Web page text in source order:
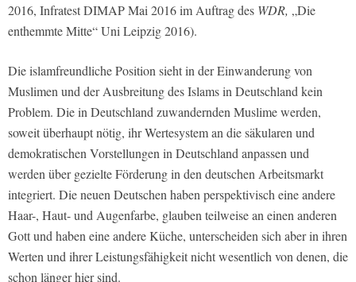
2016, Infratest DIMAP Mai 2016 im Auftrag des WDR, „Die
enthemmte Mitte“ Uni Leipzig 2016).
Die islamfreundliche Position sieht in der Einwanderung von
Muslimen und der Ausbreitung des Islams in Deutschland kein
Problem. Die in Deutschland zuwandernden Muslime werden,
soweit überhaupt nötig, ihr Wertesystem an die säkularen und
demokratischen Vorstellungen in Deutschland anpassen und
werden über gezielte Förderung in den deutschen Arbeitsmarkt
integriert. Die neuen Deutschen haben perspektivisch eine andere
Haar-, Haut- und Augenfarbe, glauben teilweise an einen anderen
Gott und haben eine andere Küche, unterscheiden sich aber in ihren
Werten und ihrer Leistungsfähigkeit nicht wesentlich von denen, die
schon länger hier sind.